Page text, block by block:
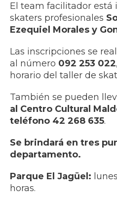
El team facilitador está
skaters profesionales
Ezequiel Morales y
Las inscripciones se
al número 092 253 022
horario del taller de
También se pueden
al Centro Cultural
teléfono 42 268 635.
Se brindará en tres
departamento.
Parque El Jagüel:
horas.